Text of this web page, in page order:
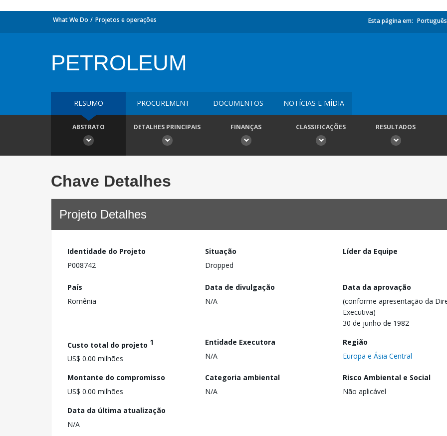
What We Do Projetos e operações Esta página em: Português
PETROLEUM
RESUMO PROCUREMENT DOCUMENTOS NOTÍCIAS E MÍDIA
ABSTRATO DETALHES PRINCIPAIS FINANÇAS CLASSIFICAÇÕES RESULTADOS
Chave Detalhes
Projeto Detalhes
Identidade do Projeto
P008742
Situação
Dropped
Líder da Equipe
País
Romênia
Data de divulgação
N/A
Data da aprovação
(conforme apresentação da
Executiva)
30 de junho de 1982
Custo total do projeto 1
US$ 0.00 milhões
Entidade Executora
N/A
Região
Europa e Ásia Central
Montante do compromisso
US$ 0.00 milhões
Categoria ambiental
N/A
Risco Ambiental e Social
Não aplicável
Data da última atualização
N/A